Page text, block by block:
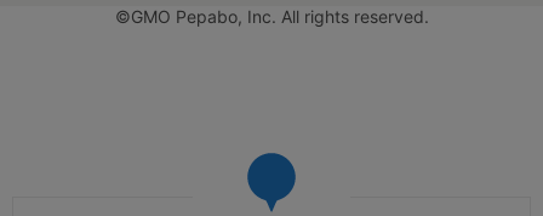
©GMO Pepabo, Inc. All rights reserved.